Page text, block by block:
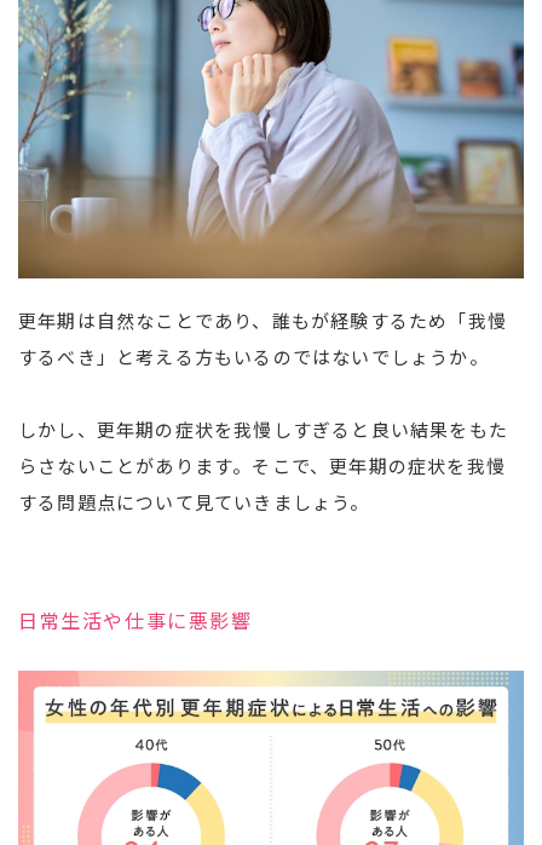
更年期は自然なことであり、誰もが経験するため「我慢
するべき」と考える方もいるのではないでしょうか。
しかし、更年期の症状を我慢しすぎると良い結果をもた
らさないことがあります。そこで、更年期の症状を我慢
する問題点について見ていきましょう。
日常生活や仕事に悪影響